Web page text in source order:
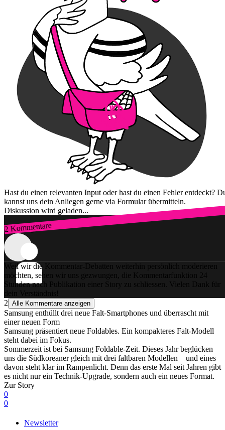
Hast du einen relevanten Input oder hast du einen Fehler entdeckt?
kannst uns dein Anliegen gerne via Formular übermitteln.
Diskussion wird geladen...
2 Kommentare
Zum Login
Weil wir die Kommentar-Debatten weiterhin persönlich moderieren
möchten, sehen wir uns gezwungen, die Kommentarfunktion 24
Stunden nach Publikation einer Story zu schliessen. Vielen Dank für
dein Verständnis!
2 Alle Kommentare anzeigen
Samsung enthüllt drei neue Falt-Smartphones und überrascht mit
einer neuen Form
Samsung präsentiert neue Foldables. Ein kompakteres Falt-Modell
steht dabei im Fokus.
Sommerzeit ist bei Samsung Foldable-Zeit. Dieses Jahr beglücken
uns die Südkoreaner gleich mit drei faltbaren Modellen – und eines
davon steht klar im Rampenlicht. Denn das erste Mal seit Jahren gibt
es nicht nur ein Technik-Upgrade, sondern auch ein neues Format.
Zur Story
0
0
Newsletter